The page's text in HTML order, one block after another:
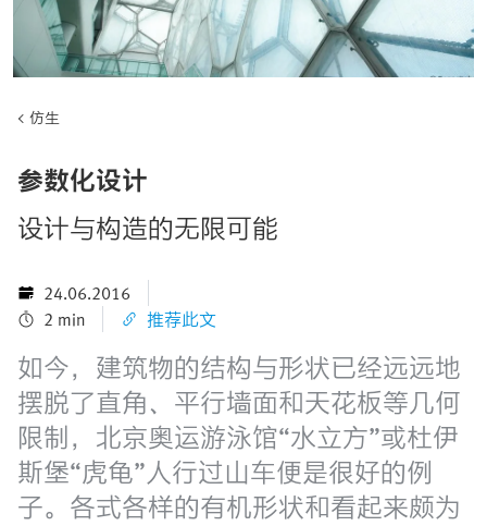
仿生
参数化设计
设计与构造的无限可能
24.06.2016
2 min
推荐此文
如今，建筑物的结构与形状已经远远地
摆脱了直角、平行墙面和天花板等几何
限制，北京奥运游泳馆“水立方”或杜伊
斯堡“虎龟”人行过山车便是很好的例
子。各式各样的有机形状和看起来颇为